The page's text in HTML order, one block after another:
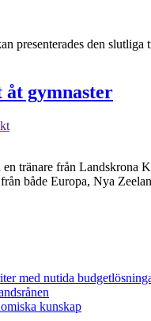
den slutliga
gymnaster
en tränare från
från både Europa, Nya
med nutida
kunskap